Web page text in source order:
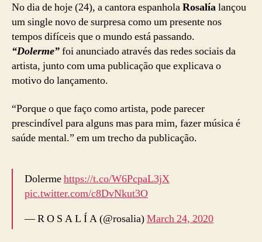
No dia de hoje (24), a cantora espanholaRosalíalançou
um single novo de surpresa como um presente nos
tempos difíceis que o mundo está passando.
“Dolerme”foi anunciado através das redes sociais da
artista, junto com uma publicação que explicava o
motivo do lançamento.
“Porque o que faço como artista, pode parecer
prescindível para alguns mas para mim, fazer música é
saúde mental.” em um trecho da publicação.
Dolermehttps://t.co/W6PcpaL3jX
pic.twitter.com/c8DvNkut3O
— R O S A L Í A (@rosalia)March 24, 2020